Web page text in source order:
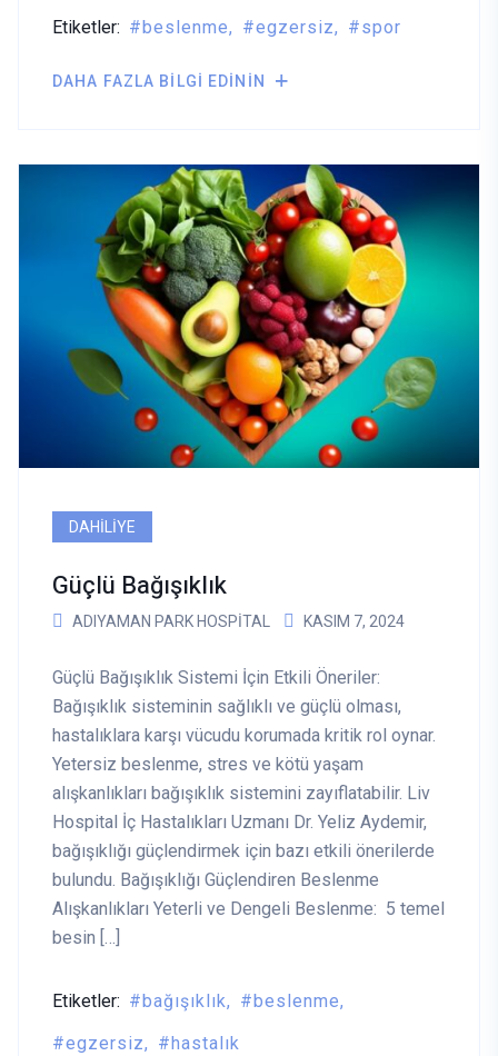
Etiketler: beslenme egzersiz spor
DAHA FAZLA BILGI EDININ
DAHILIYE
Güçlü Bağışıklık
ADIYAMAN PARK HOSPITAL KASIM 7, 2024
Güçlü Bağışıklık Sistemi İçin Etkili Öneriler:
Bağışıklık sisteminin sağlıklı ve güçlü olması,
hastalıklara karşı vücudu korumada kritik rol oynar.
Yetersiz beslenme, stres ve kötü yaşam
alışkanlıkları bağışıklık sistemini zayıflatabilir. Liv
Hospital İç Hastalıkları Uzmanı Dr. Yeliz Aydemir,
bağışıklığı güçlendirmek için bazı etkili önerilerde
bulundu. Bağışıklığı Güçlendiren Beslenme
Alışkanlıkları Yeterli ve Dengeli Beslenme: 5 temel
besin […]
Etiketler: bağışıklık
beslenme
egzersiz
hastalık